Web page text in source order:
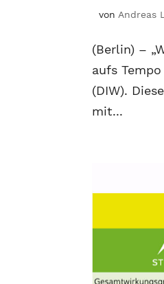
vonAndreas
(Berlin) –
aufs
(DIW).
mit...